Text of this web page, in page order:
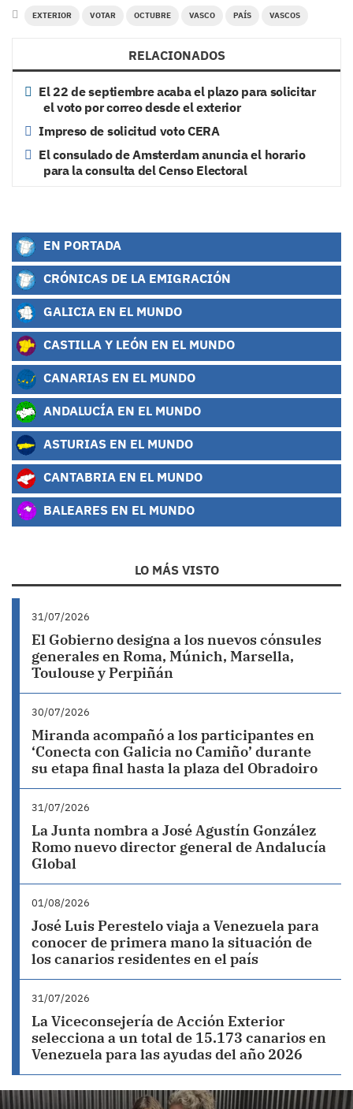
EXTERIOR VOTAR OCTUBRE VASCO PAÍS VASCOS
RELACIONADOS
El 22 de septiembre acaba el plazo para solicitar
el voto por correo desde el exterior
Impreso de solicitud voto CERA
El consulado de Amsterdam anuncia el horario
para la consulta del Censo Electoral
EN PORTADA
CRÓNICAS DE LA EMIGRACIÓN
GALICIA EN EL MUNDO
CASTILLA Y LEÓN EN EL MUNDO
CANARIAS EN EL MUNDO
ANDALUCÍA EN EL MUNDO
ASTURIAS EN EL MUNDO
CANTABRIA EN EL MUNDO
BALEARES EN EL MUNDO
LO MÁS VISTO
31/07/2026
El Gobierno designa a los nuevos cónsules
generales en Roma, Múnich, Marsella,
Toulouse y Perpiñán
30/07/2026
Miranda acompañó a los participantes en
‘Conecta con Galicia no Camiño’ durante
su etapa final hasta la plaza del Obradoiro
31/07/2026
La Junta nombra a José Agustín González
Romo nuevo director general de Andalucía
Global
01/08/2026
José Luis Perestelo viaja a Venezuela para
conocer de primera mano la situación de
los canarios residentes en el país
31/07/2026
La Viceconsejería de Acción Exterior
selecciona a un total de 15.173 canarios en
Venezuela para las ayudas del año 2026